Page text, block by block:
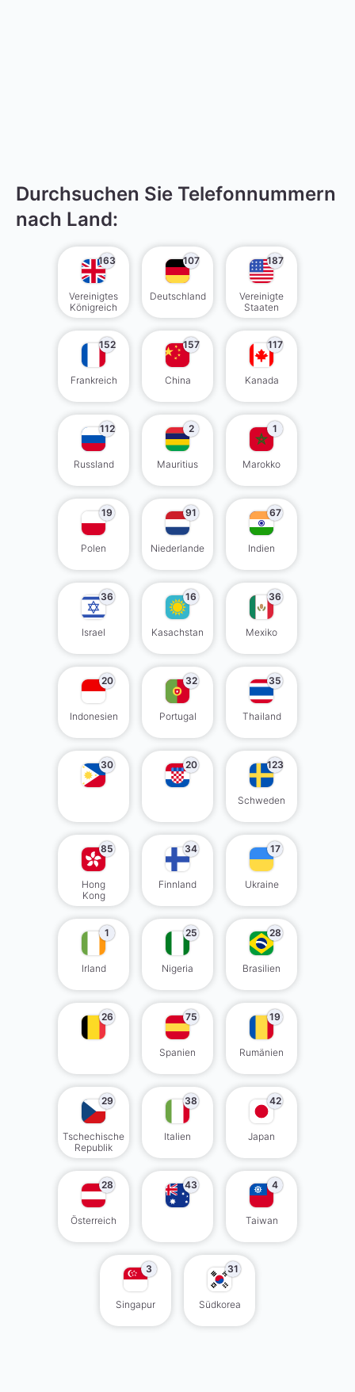
Durchsuchen Sie Telefonnummern
nach Land:
163
Vereinigtes
Königreich
107
Deutschland
187
Vereinigte
Staaten
152
Frankreich
157
China
117
Kanada
112
Russland
2
Mauritius
1
Marokko
19
Polen
91
Niederlande
67
Indien
36
Israel
16
Kasachstan
36
Mexiko
20
Indonesien
32
Portugal
35
Thailand
30 20 123
Schweden
85
Hong
Kong
34
Finnland
17
Ukraine
1
Irland
25
Nigeria
28
Brasilien
26 75
Spanien
19
Rumänien
29
Tschechische
Republik
38
Italien
42
Japan
28
Österreich
43 4
Taiwan
3
Singapur
31
Südkorea